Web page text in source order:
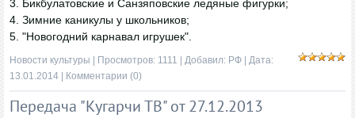
3. Бикбулатовские и Санзяповские ледяные фигурки;
4. Зимние каникулы у школьников;
5. "Новогодний карнавал игрушек".
Новости культуры | Просмотров: 1111 | Добавил: РФ | Дата:
13.01.2014
Комментарии (0)
Передача "Кугарчи ТВ" от 27.12.2013